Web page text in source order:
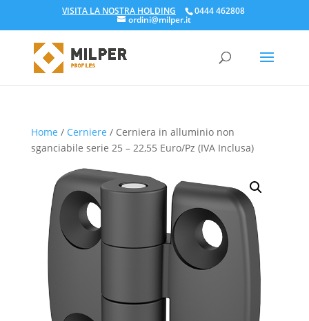
VISITA LA NOSTRA HOLDING 0444 462808
ordini@milper.it
Products
search
Home / Cerniere / Cerniera in alluminio non
sganciabile serie 25 – 22,55 Euro/Pz (IVA Inclusa)